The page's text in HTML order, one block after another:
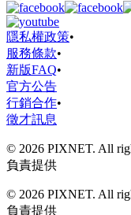
隱私權政策•
服務條款•
新版FAQ•
官方公告
行銷合作•
徵才訊息
© 2026 PIXNET. All
負責提供
© 2026 PIXNET. All
負責提供